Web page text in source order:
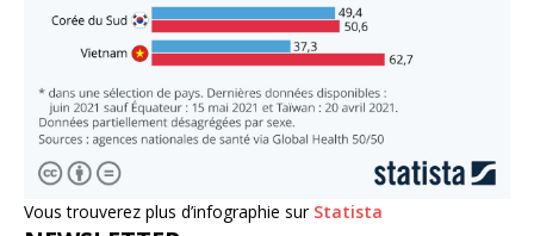
Vous trouverez plus d’infographie sur Statista